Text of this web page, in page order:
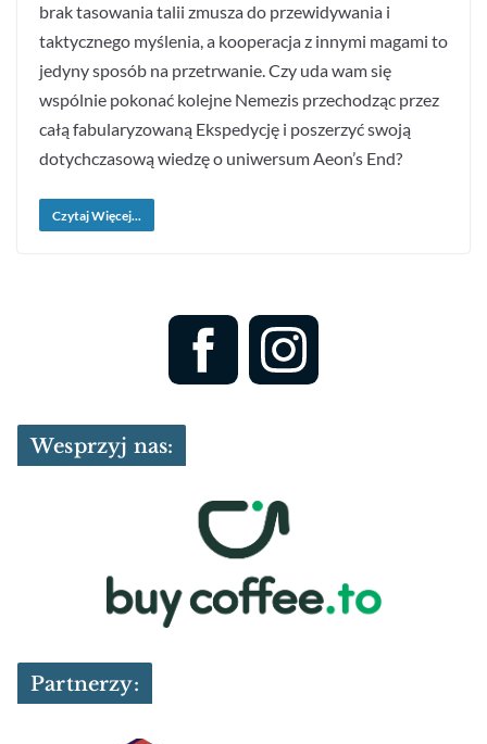
brak tasowania talii zmusza do przewidywania i
taktycznego myślenia, a kooperacja z innymi magami to
jedyny sposób na przetrwanie. Czy uda wam się
wspólnie pokonać kolejne Nemezis przechodząc przez
całą fabularyzowaną Ekspedycję i poszerzyć swoją
dotychczasową wiedzę o uniwersum Aeon’s End?
Czytaj Więcej...
Wesprzyj nas:
Partnerzy: